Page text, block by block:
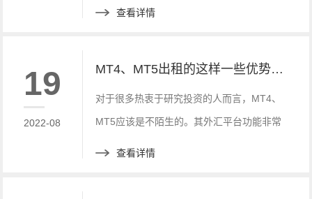
多人都十分看好MT4、MT5平台。那么大家
是否有仔细的分析过这其中的搭建问题，究
竟是简单还是难，应该怎么样操作处理呢？
查看详情
19
2022-08
MT4、MT5出租的这样一些优势大家知道吗？
对于很多热衷于研究投资的人而言，MT4、
MT5应该是不陌生的。其外汇平台功能非常
查看详情